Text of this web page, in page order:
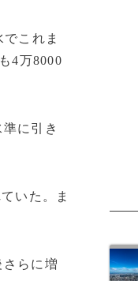
これま
4万8000
に引き
いた。ま
らに増